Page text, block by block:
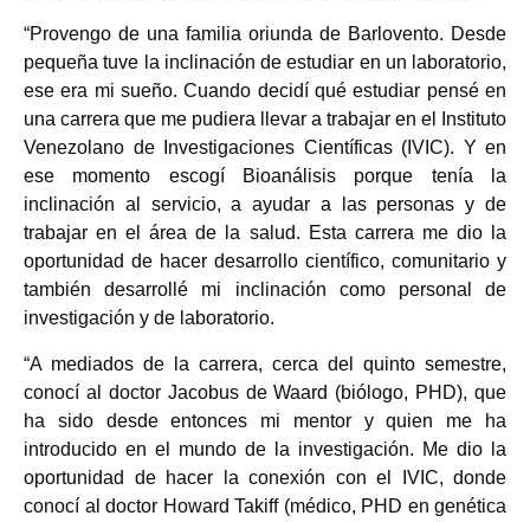
“Provengo de una familia oriunda de Barlovento. Desde
pequeña tuve la inclinación de estudiar en un laboratorio,
ese era mi sueño. Cuando decidí qué estudiar pensé en
una carrera que me pudiera llevar a trabajar en el Instituto
Venezolano de Investigaciones Científicas (IVIC). Y en
ese momento escogí Bioanálisis porque tenía la
inclinación al servicio, a ayudar a las personas y de
trabajar en el área de la salud. Esta carrera me dio la
oportunidad de hacer desarrollo científico, comunitario y
también desarrollé mi inclinación como personal de
investigación y de laboratorio.
“A mediados de la carrera, cerca del quinto semestre,
conocí al doctor Jacobus de Waard (biólogo, PHD), que
ha sido desde entonces mi mentor y quien me ha
introducido en el mundo de la investigación. Me dio la
oportunidad de hacer la conexión con el IVIC, donde
conocí al doctor Howard Takiff (médico, PHD en genética